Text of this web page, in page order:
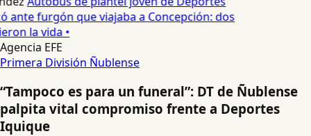
ante furgón que viajaba a Concepción: dos
la vida •
Agencia EFE
Primera División Ñublense
“Tampoco es para un funeral”: DT de Ñublense
palpita vital compromiso frente a Deportes
Iquique